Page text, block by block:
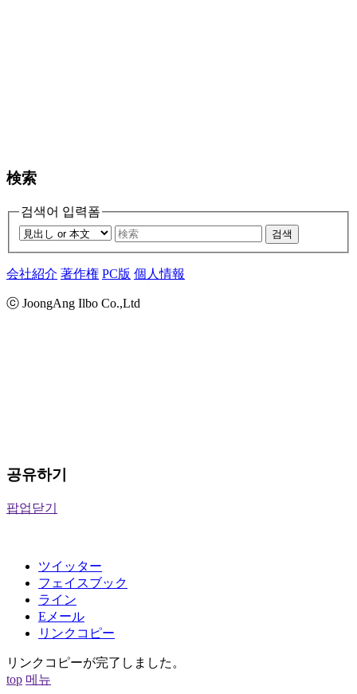
検索
검색어 입력폼
검색
会社紹介 著作権 PC版 個人情報
ⓒ JoongAng Ilbo Co.,Ltd
공유하기
팝업닫기
ツイッター
フェイスブック
ライン
Eメール
リンクコピー
リンクコピーが完了しました。
top 메뉴